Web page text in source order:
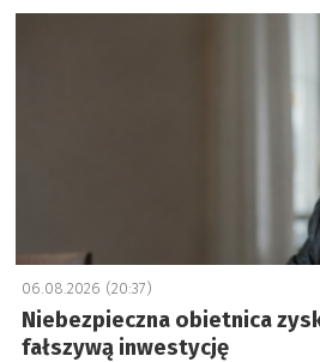
a
06.08.2026 (20:37)
Niebezpieczna obietnica
fałszywą inwestycję